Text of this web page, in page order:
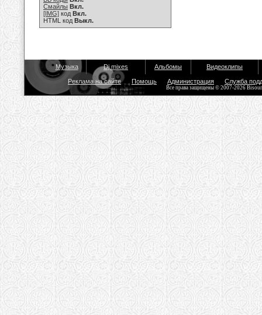
Смайлы Вкл.
[IMG] код Вкл.
HTML код Выкл.
Музыка Dj mixes Альбомы Видеоклипы
Реклама на сайте Помощь Администрация Служба
Все права защищены © 2007-2026